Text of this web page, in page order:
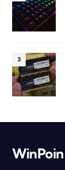
WinPoin